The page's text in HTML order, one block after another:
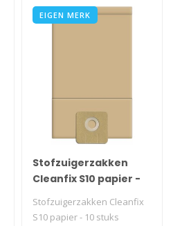
EIGEN MERK
Stofzuigerzakken
Cleanfix S10 papier -
Stofzuigerzakken Cleanfix
S10 papier - 10 stuks